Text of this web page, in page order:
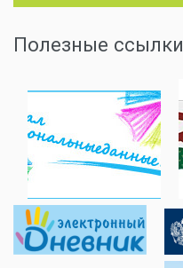
Полезные ссылки